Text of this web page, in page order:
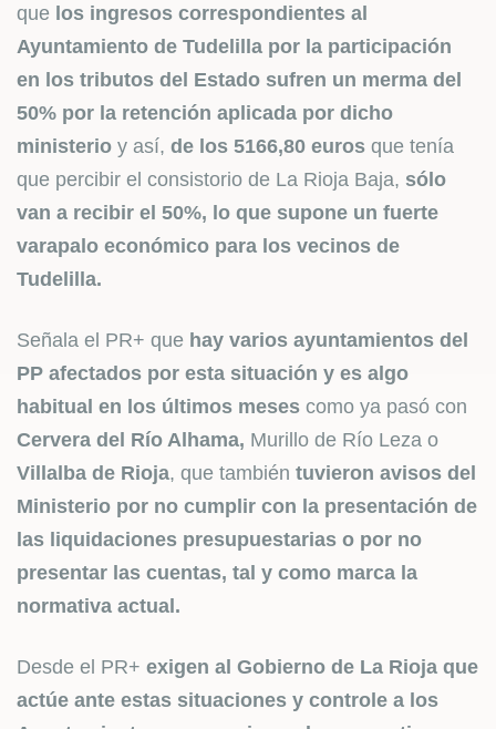
que los ingresos correspondientes al
Ayuntamiento de Tudelilla por la participación
en los tributos del Estado sufren un merma del
50% por la retención aplicada por dicho
ministerio y así, de los 5166,80 euros que tenía
que percibir el consistorio de La Rioja Baja, sólo
van a recibir el 50%, lo que supone un fuerte
varapalo económico para los vecinos de
Tudelilla.
Señala el PR+ que hay varios ayuntamientos del
PP afectados por esta situación y es algo
habitual en los últimos meses como ya pasó con
Cervera del Río Alhama, Murillo de Río Leza o
Villalba de Rioja, que también tuvieron avisos del
Ministerio por no cumplir con la presentación de
las liquidaciones presupuestarias o por no
presentar las cuentas, tal y como marca la
normativa actual.
Desde el PR+ exigen al Gobierno de La Rioja que
actúe ante estas situaciones y controle a los